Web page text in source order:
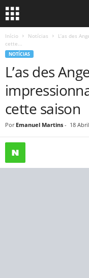
Início Notícias
L’as des
cette...
NOTÍCIAS
L’as des
cette saison
Por Emanuel Martins - 18